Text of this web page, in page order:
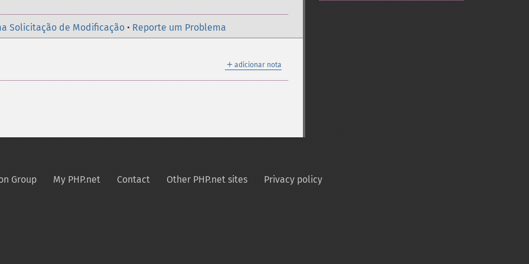
Solicitação de Modificação • Reporte um Problema
＋ adicionar nota
Group My PHP.net Contact Other PHP.net sites Privacy policy